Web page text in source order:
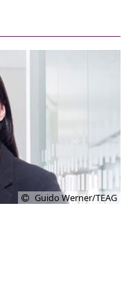
Guido Werner/TEAG